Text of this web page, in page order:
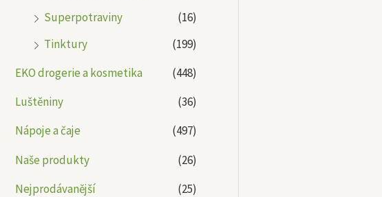
Superpotraviny
(16)
Tinktury
(199)
EKO drogerie a kosmetika
(448)
Luštěniny
(36)
Nápoje a čaje
(497)
Naše produkty
(26)
Nejprodávanější
(25)